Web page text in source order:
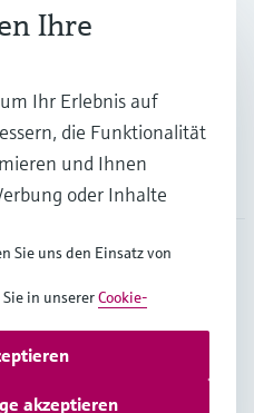
Services AG
Datenschutz
Ihre
Ihr Erlebnis auf
die Funktionalität
und Ihnen
oder Inhalte
Sie uns den Einsatz von
in unsererCookie-
akzeptieren